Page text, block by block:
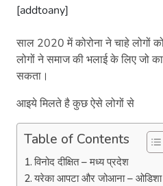
[addtoany]
साल 2020 में कोरोना ने चाहे लोगों
लोगों ने समाज की भलाई के लिए जो
सकता।
आइये मिलते है कुछ ऐसे लोगों से
Table of Contents
विनोद दीक्षित – मध्य प्रदेश
यरेका आपटा और जोआना – ओडिशा